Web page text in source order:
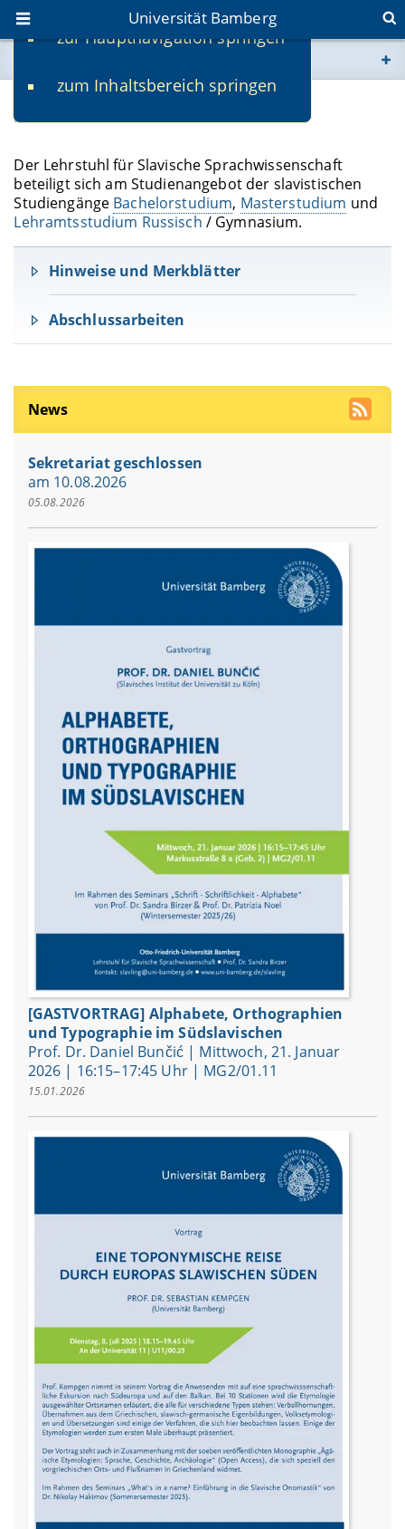
zur Hauptnavigation springen
zum Inhaltsbereich springen
Universität Bamberg
www.uni-bamberg.de
fis.uni-bamberg.de
Studium
Der Lehrstuhl für Slavische Sprachwissenschaft
beteiligt sich am Studienangebot der slavistischen
Studiengänge Bachelorstudium, Masterstudium und
Lehramtsstudium Russisch / Gymnasium.
Hinweise und Merkblätter
Abschlussarbeiten
News
Sekretariat geschlossen
am 10.08.2026
05.08.2026
[GASTVORTRAG] Alphabete, Orthographien
und Typographie im Südslavischen
Prof. Dr. Daniel Bunčić | Mittwoch, 21. Januar
2026 | 16:15–17:45 Uhr | MG2/01.11
15.01.2026